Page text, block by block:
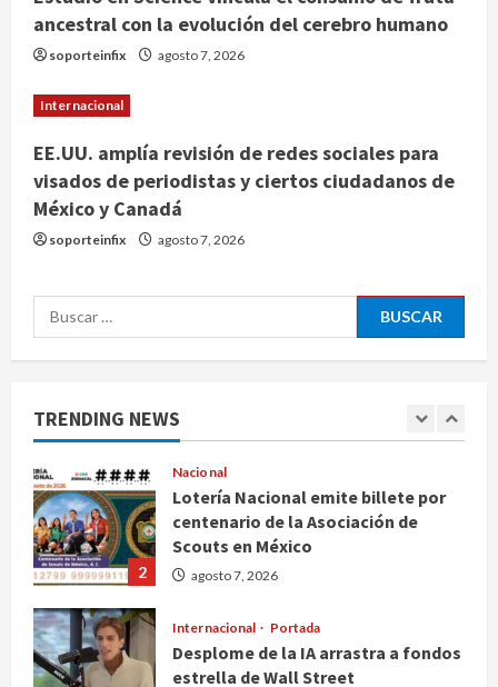
ancestral con la evolución del cerebro humano
soporteinfix agosto 7, 2026
Internacional
EE.UU. amplía revisión de redes sociales para
visados de periodistas y ciertos ciudadanos de
México y Canadá
soporteinfix agosto 7, 2026
Buscar:
TRENDING NEWS
Estudio en Science vincula el
agosto 7, 2026
Internacional
EE.UU. amplía revisión de redes
sociales para visados de periodistas
1
Nacional
Fallece Carlos Garfias Merlos,
2
Nacional
Lotería Nacional emite billete por
centenario de la Asociación de
Scouts en México
agosto 7, 2026
Internacional Portada
Desplome de la IA arrastra a fondos
estrella de Wall Street